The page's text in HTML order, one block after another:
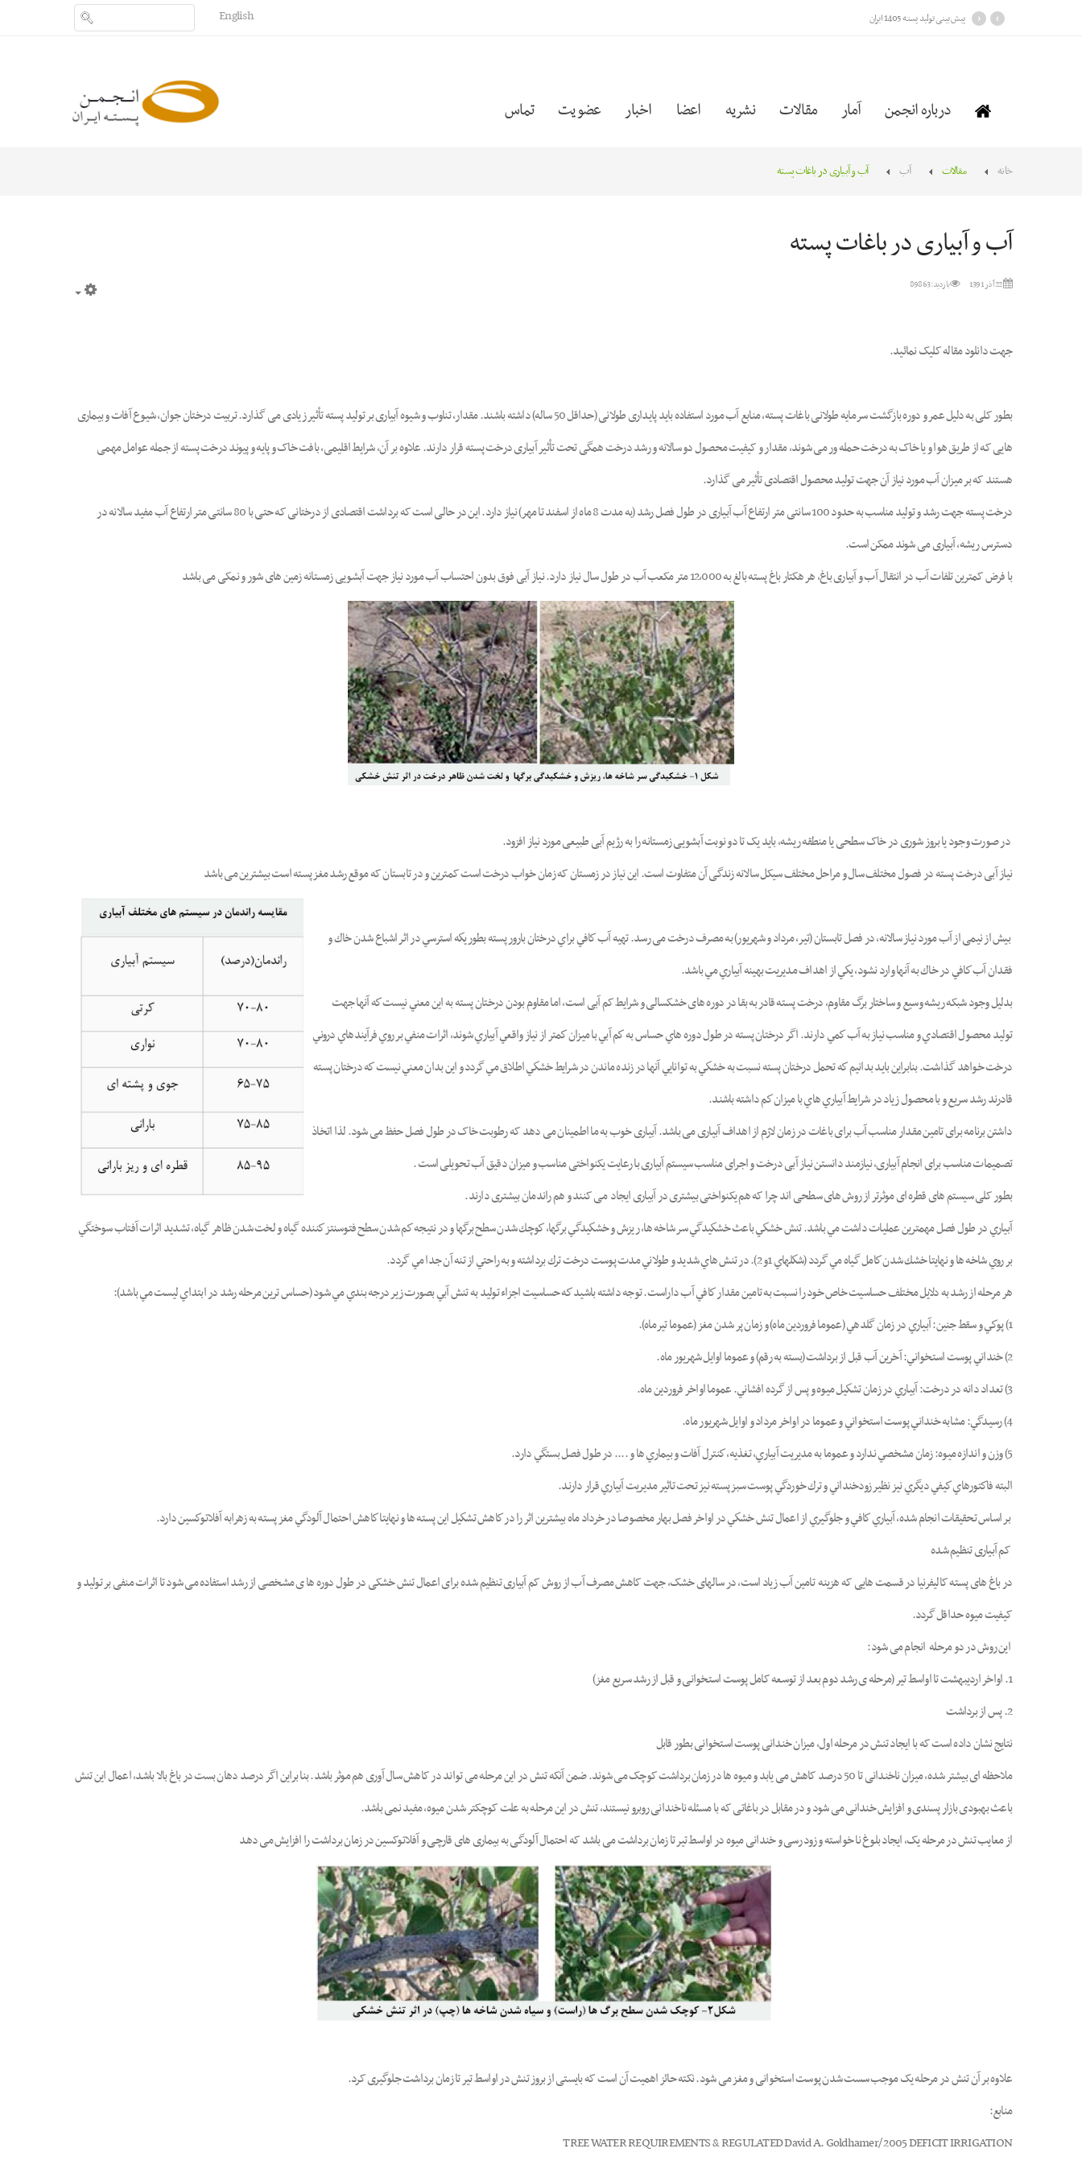
پیش بینی تولید پسته 1405 ایران ›
‹
English
درباره انجمن آمار مقالات نشریه اعضا اخبار عضویت تماس
خانه مقالات آب آب و آبیاری در باغات پسته
آب و آبیاری در باغات پسته
22 آذر 1391 بازدید: 89863
جهت دانلود مقاله کلیک نمائید.
بطور کلی به دلیل عمر و دوره بازگشت سرمایه طولانی باغات پسته، منابع آب مورد استفاده باید پایداری طولانی (حداقل 50 ساله) داشته باشند. مقدار، تناوب و شیوه آبیاری بر تولید پسته تأثیر زیادی می گذارد. تربیت درختان جوان، شیوع آفات و بیماری
هایی که از طریق هوا و یا خاک به درخت حمله ور می شوند، مقدار و کیفیت محصول دو سالانه و رشد درخت همگی تحت تأثیر آبیاری درخت پسته قرار دارند. علاوه بر آن، شرایط اقلیمی، بافت خاک و پایه و پیوند درخت پسته از جمله عوامل مهمی
هستند که بر میزان آب مورد نیاز آن جهت تولید محصول اقتصادی تأثیر می گذارد.
درخت پسته جهت رشد و تولید مناسب به حدود 100 سانتی متر ارتفاع آب آبیاری در طول فصل رشد (به مدت 8 ماه از اسفند تا مهر) نیاز دارد. این در حالی است که برداشت اقتصادی از درختانی که حتی با 80 سانتی متر ارتفاع آب مفید سالانه در
دسترس ریشه، آبیاری می شوند ممکن است.
با فرض کمترین تلفات آب در انتقال آب و آبیاری باغ، هر هکتار باغ پسته بالغ به 12,000 متر مکعب آب در طول سال نیاز دارد. نیاز آبی فوق بدون احتساب آب مورد نیاز جهت آبشویی زمستانه زمین های شور و نمکی می باشد
در صورت وجود یا بروز شوری در خاک سطحی یا منطقه ریشه، باید یک تا دو نوبت آبشویی زمستانه را به رژیم آبی طبیعی مورد نیاز افزود.
نیاز آبی درخت پسته در فصول مختلف سال و مراحل مختلف سیکل سالانه زندگی آن متفاوت است. این نیاز در زمستان که زمان خواب درخت است کمترین و در تابستان که موقع رشد مغز پسته است بیشترین می باشد
بیش از نیمی از آب مورد نیاز سالانه، در فصل تابستان (تیر، مرداد و شهریور) به مصرف درخت می رسد. تهيه آب كافي براي درختان بارور پسته بطوريكه استرسي در اثر اشباع شدن خاك و
فقدان آب كافي در خاك به آنها وارد نشود، يكي از اهداف مديريت بهينه آبياري مي باشد.
بدلیل وجود شبکه ریشه وسیع و ساختار برگ مقاوم، درخت پسته قادر به بقا در دوره های خشکسالی و شرایط کم آبی است، اما مقاوم بودن درختان پسته به اين معني نيست كه آنها جهت
توليد محصول اقتصادي و مناسب نياز به آب كمي دارند. اگر درختان پسته در طول دوره هاي حساس به كم آبي با ميزان كمتر از نياز واقعي آبياري شوند، اثرات منفي بر روي فرآيندهاي دروني
درخت خواهد گذاشت. بنابراين بايد بدانيم كه تحمل درختان پسته نسبت به خشكي به توانايي آنها در زنده ماندن در شرايط خشكي اطلاق مي گردد و اين بدان معني نيست كه درختان پسته
قادرند رشد سريع و با محصول زياد در شرايط آبياري هاي با ميزان كم داشته باشند.
داشتن برنامه برای تامین مقدار مناسب آب برای باغات در زمان لازم از اهداف آبیاری می باشد. آبیاری خوب به ما اطمینان می دهد که رطوبت خاک در طول فصل حفظ می شود. لذا اتخاذ
تصمیمات مناسب برای انجام آبیاری، نیازمند دانستن نیاز آبی درخت و اجرای مناسب سیستم آبیاری با رعایت یکنواختی مناسب و میزان دقیق آب تحویلی است .
بطور کلی سیستم های قطره ای موثرتر از روش های سطحی اند چرا که هم یکنواختی بیشتری در آبیاری ایجاد می کنند و هم راندمان بیشتری دارند.
آبياري در طول فصل مهمترين عمليات داشت مي باشد. تنش خشكي باعث خشكيدگي سر شاخه ها، ريزش و خشكيدگي برگها، كوچك شدن سطح برگها و در نتيجه كم شدن سطح فتوسنتز كننده گياه و لخت شدن ظاهر گياه، تشديد اثرات آفتاب سوختگي
بر روي شاخه ها و نهايتا خشك شدن كامل گياه مي گردد (شكلهاي 1و 2). در تنش هاي شديد و طولاني مدت پوست درخت ترك برداشته و به راحتي از تنه آن جدا مي گردد.
هر مرحله از رشد به دلايل مختلف حساسيت خاص خود را نسبت به تامين مقدار كافي آب داراست. توجه داشته باشيد كه حساسيت اجزاء توليد به تنش آبي بصورت زير درجه بندي مي شود (حساس ترين مرحله رشد در ابتداي ليست مي باشد):
1) پوكي و سقط جنين: آبياري در زمان گلدهي (عموما فروردين ماه) و زمان پر شدن مغز (عموما تيرماه).
2) خنداني پوست استخواني: آخرين آب قبل از برداشت (بسته به رقم) و عموما اوايل شهريور ماه.
3) تعداد دانه در درخت: آبياري در زمان تشكيل ميوه و پس از گرده افشاني. عموما اواخر فروردين ماه.
4) رسيدگي: مشابه خنداني پوست استخواني و عموما در اواخر مرداد و اوايل شهريور ماه.
5) وزن و اندازه ميوه: زمان مشخصي ندارد و عموما به مديريت آبياري، تغذيه، كنترل آفات و بيماري ها و .... در طول فصل بستگي دارد.
البته فاكتورهاي كيفي ديگري نيز نظير زودخنداني و ترك خوردگي پوست سبز پسته نيز تحت تاثير مديريت آبياري قرار دارند.
بر اساس تحقيقات انجام شده، آبياري كافي و جلوگيري از اعمال تنش خشكي در اواخر فصل بهار مخصوصا در خرداد ماه بيشترين اثر را در كاهش تشكيل اين پسته ها و نهايتا كاهش احتمال آلودگي مغز پسته به زهرابه آفلاتوكسين دارد.
کم آبیاری تنظیم شده
در باغ های پسته کالیفرنیا در قسمت هایی که هزینه تامین آب زیاد است، در سالهای خشک، جهت کاهش مصرف آب از روش کم آبیاری تنظیم شده برای اعمال تنش خشکی در طول دوره ها ی مشخصی از رشد استفاده می شود تا اثرات منفی بر تولید و
کیفیت میوه حداقل گردد.
این روش در دو مرحله انجام می شود:
1. اواخر اردیبهشت تا اواسط تیر (مرحله ی رشد دوم بعد از توسعه کامل پوست استخوانی و قبل از رشد سریع مغز)
2. پس از برداشت
نتایج نشان داده است که با ایجاد تنش در مرحله اول، میزان خندانی پوست استخوانی بطور قابل
ملاحظه ای بیشتر شده، میزان ناخندانی تا 50 درصد کاهش می یابد و میوه ها در زمان برداشت کوچک می شوند. ضمن آنکه تنش در این مرحله می تواند در کاهش سال آوری هم موثر باشد. بنا براین اگر درصد دهان بست در باغ بالا باشد، اعمال این تنش
باعث بهبودی بازار پسندی و افزایش خندانی می شود و در مقابل در باغاتی که با مسئله ناخندانی روبرو نیستند، تنش در این مرحله به علت کوچکتر شدن میوه، مفید نمی باشد.
از معایب تنش در مرحله یک، ایجاد بلوغ نا خواسته و زود رسی و خندانی میوه در اواسط تیر تا زمان برداشت می باشد که احتمال آلودگی به بیماری های قارچی و آفلاتوکسین در زمان برداشت را افزایش می دهد
علاوه بر آن تنش در مرحله یک موجب سست شدن پوست استخوانی و مغز می شود. نکته حائز اهمیت آن است که بایستی از بروز تنش در اواسط تیر تا زمان برداشت جلوگیری کرد.
منابع:
TREE WATER REQUIREMENTS & REGULATED David A. Goldhamer/ 2005 DEFICIT IRRIGATION